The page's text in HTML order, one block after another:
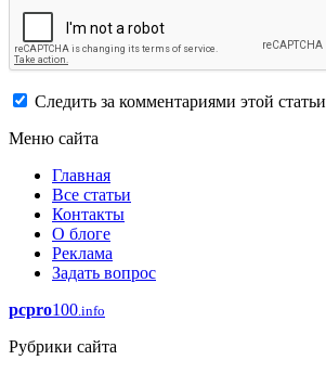
Следить за комментариями этой статьи
Меню сайта
Главная
Все статьи
Контакты
О блоге
Реклама
Задать вопрос
pcpro100.info
Рубрики сайта